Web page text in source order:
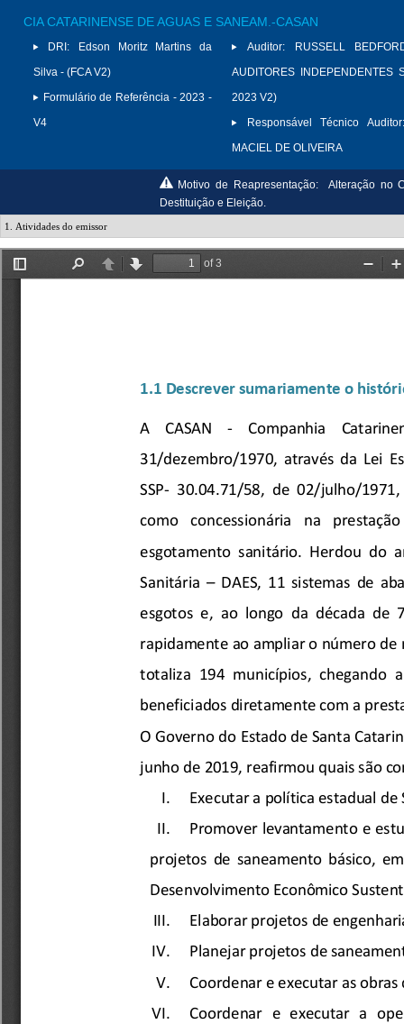
CIA CATARINENSE DE AGUAS E SANEAM.-CASAN
DRI:
Edson Moritz Martins da
Silva - (FCA V2)
Formulário de Referência - 2023 -
V4
Auditor:
RUSSELL
AUDITORES INDEPENDENTES
2023 V2)
Responsável Técnico Auditor:
MACIEL DE OLIVEIRA
Motivo de Reapresentação:
Alteração no
Destituição e Eleição.